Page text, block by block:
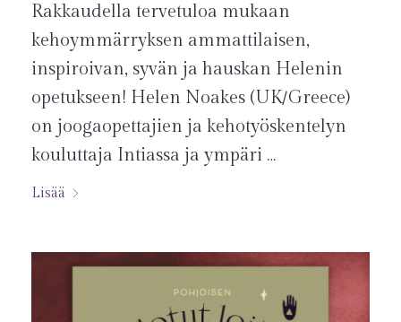
Rakkaudella tervetuloa mukaan
kehoymmärryksen ammattilaisen,
inspiroivan, syvän ja hauskan Helenin
opetukseen! Helen Noakes (UK/Greece)
on joogaopettajien ja kehotyöskentelyn
kouluttaja Intiassa ja ympäri …
Lisää